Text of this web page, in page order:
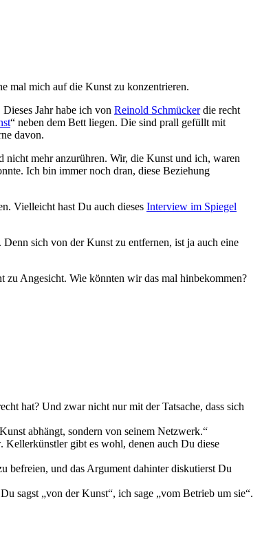
mal mich auf die Kunst zu konzentrieren.
Jahr habe ich von Reinold Schmückerdie recht
“ neben dem Bett liegen. Die sind prall gefüllt mit
davon.
nicht mehr anzurühren. Wir, die Kunst und ich, waren
Ich bin immer noch dran, diese Beziehung
Vielleicht hast Du auch dieses Interview im Spiegel
sich von der Kunst zu entfernen, ist ja auch eine
zu Angesicht. Wie könnten wir das mal hinbekommen?
hat? Und zwar nicht nur mit der Tatsache, dass sich
abhängt, sondern von seinem Netzwerk.“
Kellerkünstler gibt es wohl, denen auch Du diese
befreien, und das Argument dahinter diskutierst Du
sagst „von der Kunst“, ich sage „vom Betrieb um sie“.